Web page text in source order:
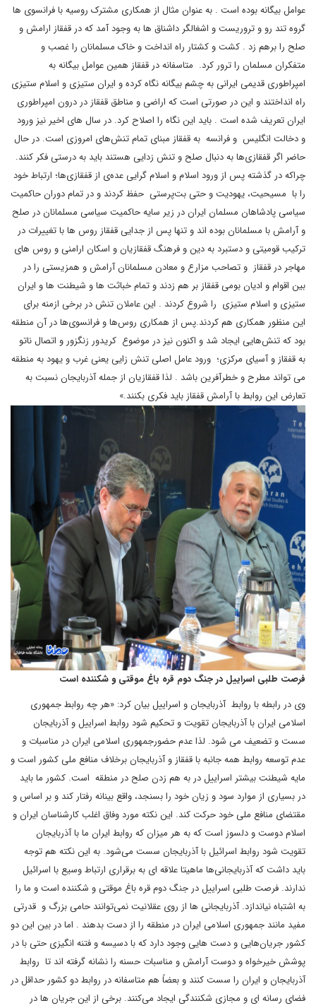
عوامل بیگانه بوده است . به عنوان مثال از همکاری مشترک روسیه با فرانسوی ها
گروه تند رو و تروریست و اشغالگر داشناق ها به وجود آمد که در قفقاز ارامش و
صلح را برهم زد . کشت و کشتار راه انداخت و خاک مسلمانان را غصب و
متفکران مسلمان را ترور کرد. متاسفانه در قفقاز همین عوامل بیگانه به
امپراطوری قدیمی ایرانی به چشم بیگانه نگاه کرده و ایران ستیزی و اسلام ستیزی
راه انداختند و این در صورتی است که اراضی و مناطق قفقاز در درون امپراطوری
ایران تعریف شده است . باید این نگاه را اصلاح کرد. در سال های اخیر نیز ورود
و دخالت انگلیس و فرانسه به قفقاز مبنای تمام تنش‌های امروزی است. در حال
حاضر اگر قفقازی‌ها به دنبال صلح و تنش زدایی هستند باید به درستی فکر کنند.
چراکه در گذشته پس از ورود اسلام و اسلام گرایی عده‌ی از قفقازی‌ها؛ ارتباط خود
را با مسیحیت، یهودیت و حتی بت‌پرستی حفظ کردند و در تمام دوران حاکمیت
سیاسی پادشاهان مسلمان ایران در زیر سایه حاکمیت سیاسی مسلمانان در صلح
و آرامش با مسلمانان بوده اند و تنها پس از جدایی قفقاز روس ها با تغییرات در
ترکیب قومیتی و دستبرد به دین و فرهنگ قفقازیان و اسکان ارامنی و روس های
مهاجر در قفقاز و تصاحب مزارع و معادن مسلمانان آرامش و همزیستی را در
بین اقوام و ادیان بومی قفقاز بر هم زدند و تمام خباثت ها و شیطنت ها و ایران
ستیزی و اسلام ستیزی را شروع کردند . این عاملان تنش در برخی ازمنه برای
این منظور همکاری هم کردند.پس از همکاری روس‌ها و فرانسوی‌ها در آن منطقه
بود که تنش‌هایی ایجاد شد و اکنون نیز در موضوع کریدور زنگزور و اتصال ناتو
به قفقاز و آسیای مرکزی؛ ورود عامل اصلی تنش زایی یعنی غرب و یهود به منطقه
می تواند مطرح و خطرآفرین باشد . لذا قفقازیان از جمله آذربایجان نسبت به
تعارض این روابط با آرامش قفقاز باید فکری بکنند.»
فرصت طلبی اسراییل در جنگ دوم قره باغ موقتی و شکننده است
وی در رابطه با روابط آذربایجان و اسراییل بیان کرد: «هر چه روابط جمهوری
اسلامی ایران با آذربایجان تقویت و تحکیم شود روابط اسراییل و آذربایجان
سست و تضعیف می شود. لذا عدم حضورجمهوری اسلامی ایران در مناسبات و
عدم توسعه روابط همه جانبه با قفقاز و آذربایجان برخلاف منافع ملی کشور است و
مایه شیطنت بیشتر اسراییل در به هم زدن صلح در منطقه است. کشور ما باید
در بسیاری از موارد سود و زیان خود را بسنجد، واقع بینانه رفتار کند و بر اساس و
مقتضای منافع ملی خود حرکت کند. این نکته مورد وفاق اغلب کارشناسان ایران و
اسلام دوست و دلسوز است که به هر میزان که روابط ایران ما با آذربایجان
تقویت شود روابط اسرائیل با آذربایجان سست می‌شود. به این نکته هم توجه
باید داشت که آذربایجانی‌ها ماهیتا علاقه ای به برقراری ارتباط وسیع با اسرائیل
ندارند. فرصت طلبی اسراییل در جنگ دوم قره باغ موقتی و شکننده است و ما را
به اشتباه نیاندازد. آذربایجانی ها از روی عقلانیت نمی‌توانند حامی بزرگ و قدرتی
مفید مانند جمهوری اسلامی ایران در منطقه را از دست بدهند . اما در بین این دو
کشور جریان‌هایی و دست هایی وجود دارد که با دسیسه و فتنه انگیزی حتی با در
پوشش خیرخواه و دوست آرامش و مناسبات حسنه را نشانه گرفته اند تا روابط
آذربایجان و ایران را سست کنند و بعضاً هم متاسفانه در روابط دو کشور حداقل در
فضای رسانه ای و مجازی شکنندگی ایجاد می‌کنند. برخی از این جریان ها در